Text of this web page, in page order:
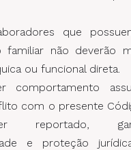
que
familiar não deverão
ou funcional direta.
comportamento
com o presente
reportado,
e proteção